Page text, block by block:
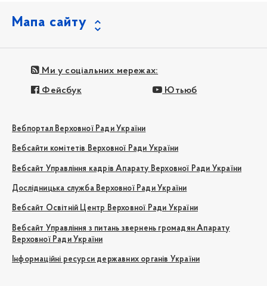
Мапа сайту
Ми у соціальних мережах:
Фейсбук Ютьюб
Вебпортал Верховної Ради України
Вебсайти комітетів Верховної Ради України
Вебсайт Управління кадрів Апарату Верховної Ради України
Дослідницька служба Верховної Ради України
Вебсайт Освітній Центр Верховної Ради України
Вебсайт Управління з питань звернень громадян Апарату
Верховної Ради України
Інформаційні ресурси державних органів України